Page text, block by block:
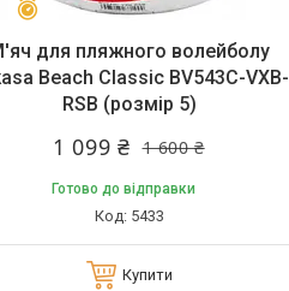
–31% Залишилось 26 днів
для пляжного волейболу
Beach Classic BV543C-VXB-
RSB (розмір 5)
1 600 ₴
1 099 ₴
Готово до відправки
5433
Купити